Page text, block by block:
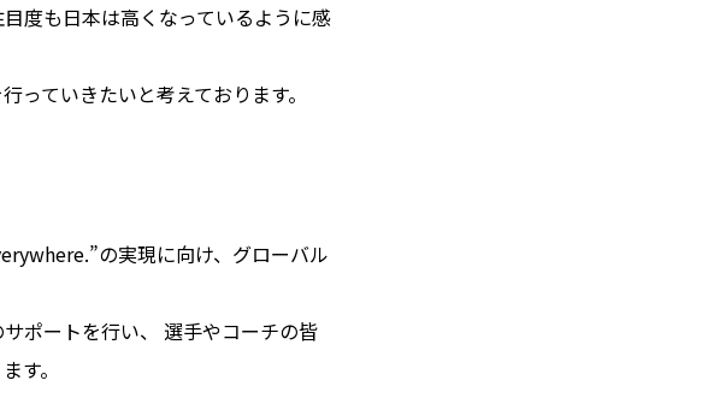
度も日本は高くなっているように感
っていきたいと考えております。
の実現に向け、グローバル
ポートを行い、 選手やコーチの皆
す。